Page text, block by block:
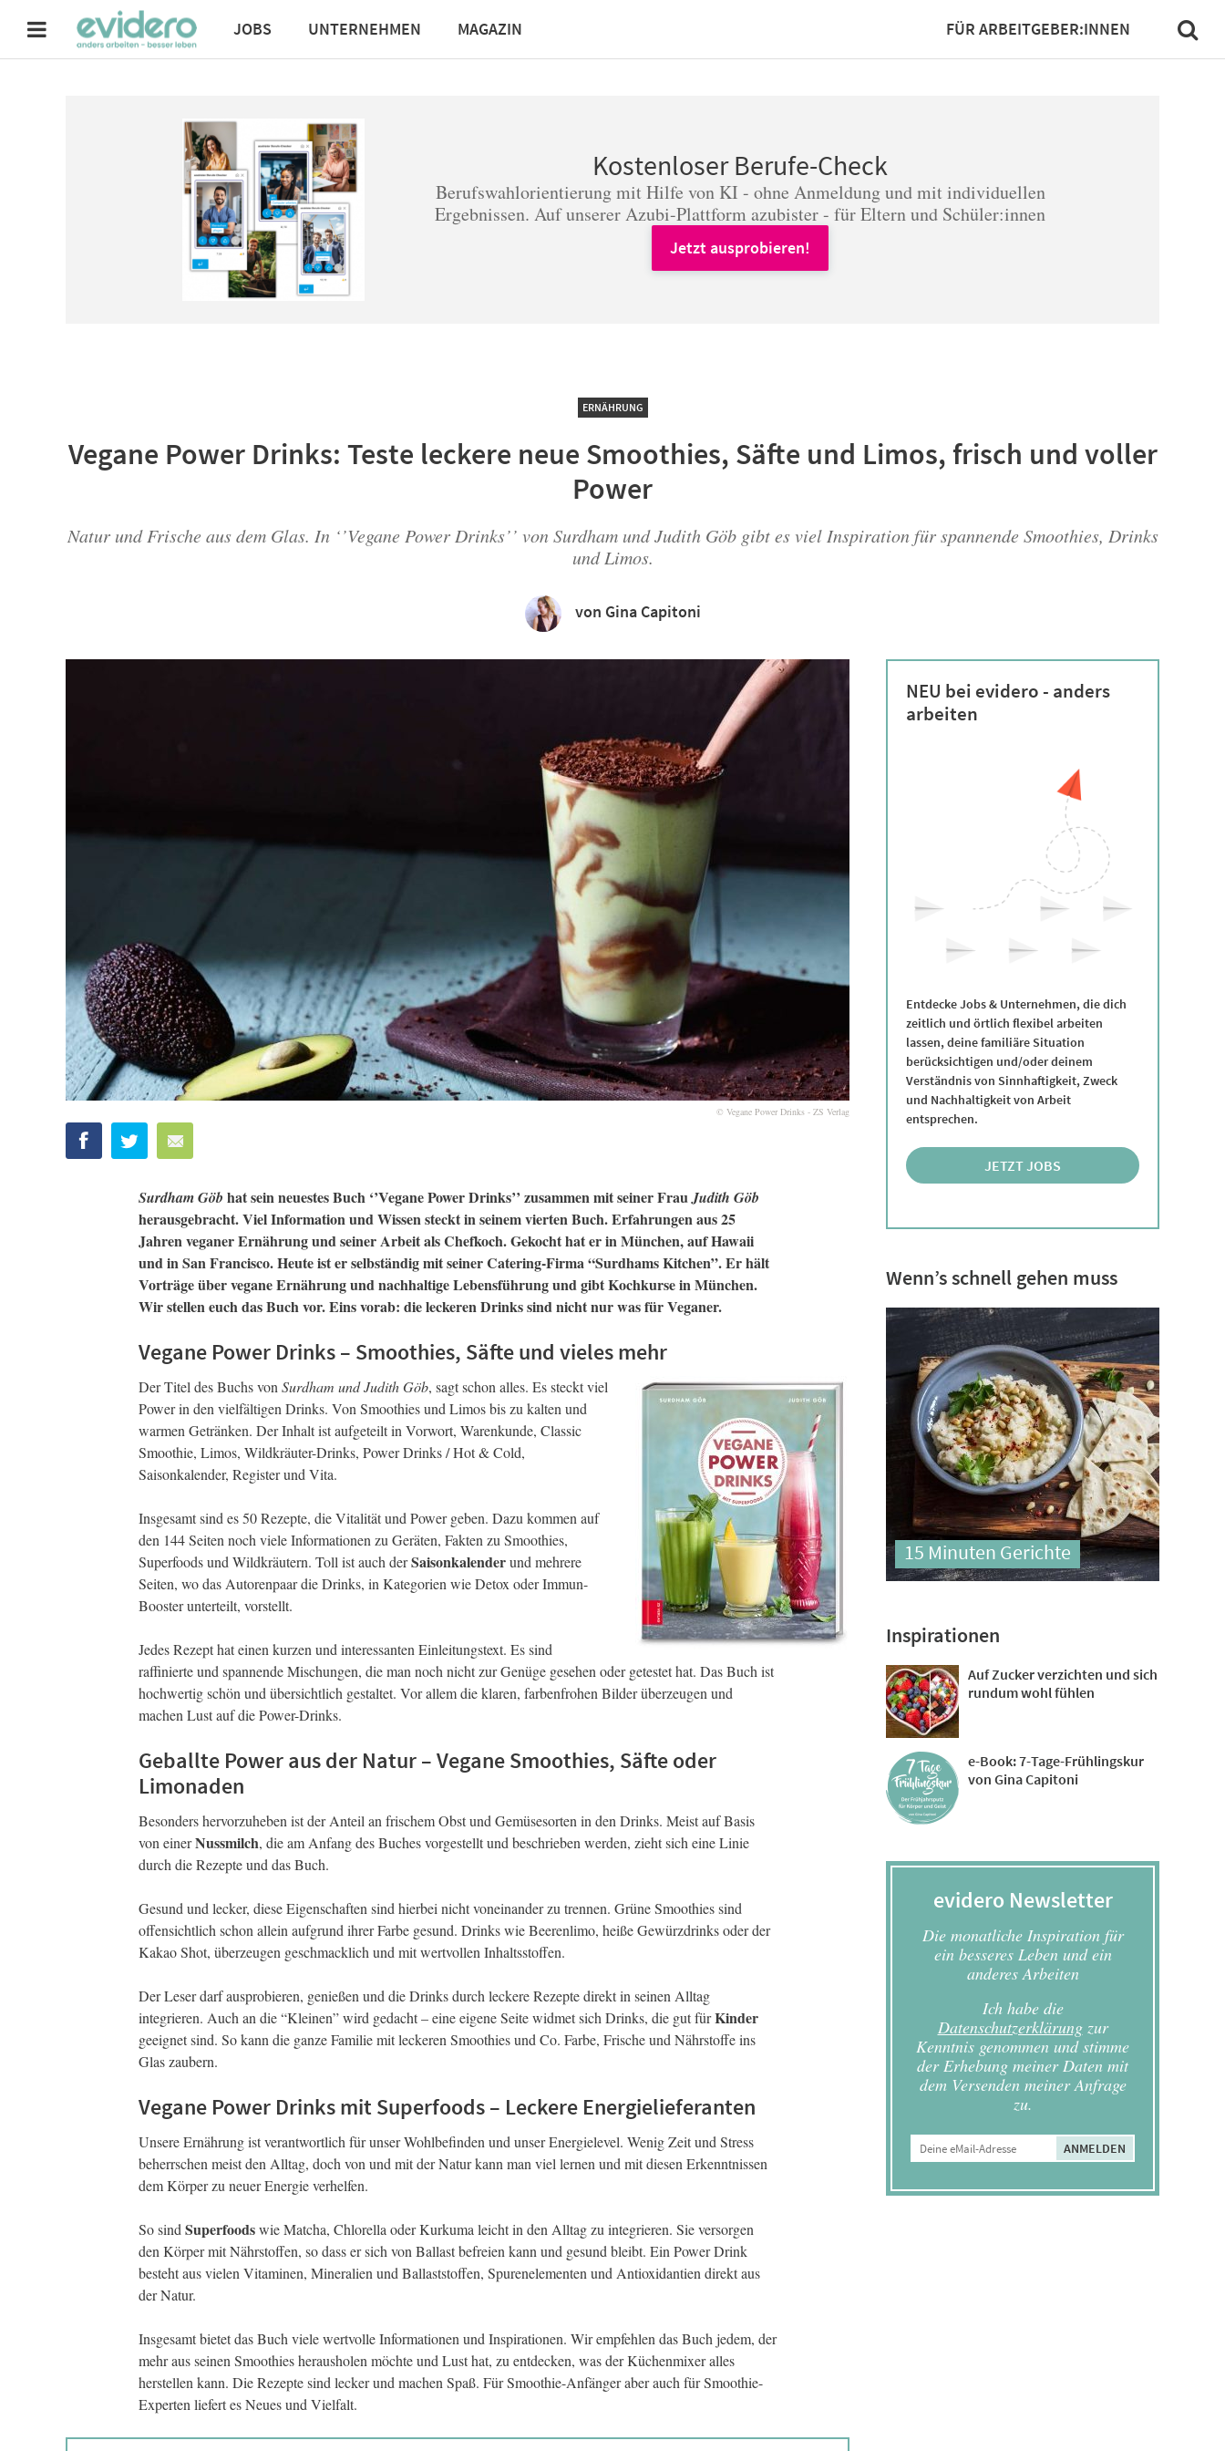
JOBS UNTERNEHMEN MAGAZIN FÜR ARBEITGEBER:INNEN
Kostenloser Berufe-Check
Berufswahlorientierung mit Hilfe von KI - ohne Anmeldung und mit individuellen
Ergebnissen. Auf unserer Azubi-Plattform azubister - für Eltern und Schüler:innen
Jetzt ausprobieren!
ERNÄHRUNG
Vegane Power Drinks: Teste leckere neue Smoothies, Säfte und Limos, frisch und voller
Power
Natur und Frische aus dem Glas. In ‘’Vegane Power Drinks’’ von Surdham und Judith Göb gibt es viel Inspiration für spannende Smoothies, Drinks
und Limos.
von Gina Capitoni
© Vegane Power Drinks - ZS Verlag
Surdham Göb hat sein neuestes Buch ‘’Vegane Power Drinks’’ zusammen mit seiner FrauJudith Göb
herausgebracht. Viel Information und Wissen steckt in seinem vierten Buch. Erfahrungen aus 25
Jahren veganer Ernährung und seiner Arbeit als Chefkoch. Gekocht hat er in München, auf Hawaii
und in San Francisco. Heute ist er selbständig mit seiner Catering-Firma “Surdhams Kitchen”. Er hält
Vorträge über vegane Ernährung und nachhaltige Lebensführung und gibt Kochkurse in München.
Wir stellen euch das Buch vor. Eins vorab: die leckeren Drinks sind nicht nur was für Veganer.
Vegane Power Drinks – Smoothies, Säfte und vieles mehr
Der Titel des Buchs von Surdham und Judith Göb, sagt schon alles. Es steckt viel
Power in den vielfältigen Drinks. Von Smoothies und Limos bis zu kalten und
warmen Getränken. Der Inhalt ist aufgeteilt in Vorwort, Warenkunde, Classic
Smoothie, Limos, Wildkräuter-Drinks, Power Drinks / Hot & Cold,
Saisonkalender, Register und Vita.
Insgesamt sind es 50 Rezepte, die Vitalität und Power geben. Dazu kommen auf
den 144 Seiten noch viele Informationen zu Geräten, Fakten zu Smoothies,
Superfoods und Wildkräutern. Toll ist auch derSaisonkalenderund mehrere
Seiten, wo das Autorenpaar die Drinks, in Kategorien wie Detox oder Immun-
Booster unterteilt, vorstellt.
Jedes Rezept hat einen kurzen und interessanten Einleitungstext. Es sind
raffinierte und spannende Mischungen, die man noch nicht zur Genüge gesehen oder getestet hat. Das Buch ist
hochwertig schön und übersichtlich gestaltet. Vor allem die klaren, farbenfrohen Bilder überzeugen und
machen Lust auf die Power-Drinks.
Geballte Power aus der Natur – Vegane Smoothies, Säfte oder
Limonaden
Besonders hervorzuheben ist der Anteil an frischem Obst und Gemüsesorten in den Drinks. Meist auf Basis
von einerNussmilch, die am Anfang des Buches vorgestellt und beschrieben werden, zieht sich eine Linie
durch die Rezepte und das Buch.
Gesund und lecker, diese Eigenschaften sind hierbei nicht voneinander zu trennen. Grüne Smoothies sind
offensichtlich schon allein aufgrund ihrer Farbe gesund. Drinks wie Beerenlimo, heiße Gewürzdrinks oder der
Kakao Shot, überzeugen geschmacklich und mit wertvollen Inhaltsstoffen.
Der Leser darf ausprobieren, genießen und die Drinks durch leckere Rezepte direkt in seinen Alltag
integrieren. Auch an die “Kleinen” wird gedacht – eine eigene Seite widmet sich Drinks, die gut fürKinder
geeignet sind. So kann die ganze Familie mit leckeren Smoothies und Co. Farbe, Frische und Nährstoffe ins
Glas zaubern.
Vegane Power Drinks mit Superfoods – Leckere Energielieferanten
Unsere Ernährung ist verantwortlich für unser Wohlbefinden und unser Energielevel. Wenig Zeit und Stress
beherrschen meist den Alltag, doch von und mit der Natur kann man viel lernen und mit diesen Erkenntnissen
dem Körper zu neuer Energie verhelfen.
So sind Superfoodswie Matcha, Chlorella oder Kurkuma leicht in den Alltag zu integrieren. Sie versorgen
den Körper mit Nährstoffen, so dass er sich von Ballast befreien kann und gesund bleibt. Ein Power Drink
besteht aus vielen Vitaminen, Mineralien und Ballaststoffen, Spurenelementen und Antioxidantien direkt aus
der Natur.
Insgesamt bietet das Buch viele wertvolle Informationen und Inspirationen. Wir empfehlen das Buch jedem, der
mehr aus seinen Smoothies herausholen möchte und Lust hat, zu entdecken, was der Küchenmixer alles
herstellen kann. Die Rezepte sind lecker und machen Spaß. Für Smoothie-Anfänger aber auch für Smoothie-
Experten liefert es Neues und Vielfalt.
NEU bei evidero - anders
arbeiten
Entdecke Jobs & Unternehmen, die dich
zeitlich und örtlich flexibel arbeiten
lassen, deine familiäre Situation
berücksichtigen und/oder deinem
Verständnis von Sinnhaftigkeit, Zweck
und Nachhaltigkeit von Arbeit
entsprechen.
JETZT JOBS
Wenn’s schnell gehen muss
15 Minuten Gerichte
Inspirationen
Auf Zucker verzichten und sich
rundum wohl fühlen
e-Book: 7-Tage-Frühlingskur
von Gina Capitoni
evidero Newsletter
Die monatliche Inspiration für
ein besseres Leben und ein
anderes Arbeiten
Ich habe die
Datenschutzerklärungzur
Kenntnis genommen und stimme
der Erhebung meiner Daten mit
dem Versenden meiner Anfrage
zu.